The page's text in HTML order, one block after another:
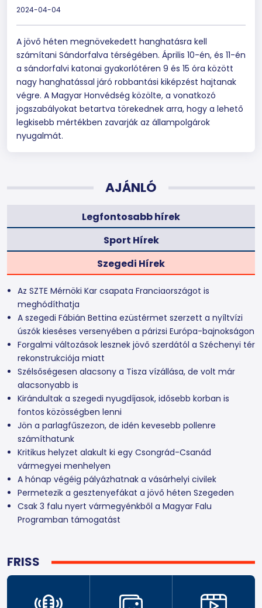
FRISS
2024-04-04
A jövő héten megnövekedett hanghatásra kell
számítani Sándorfalva térségében. Április 10-én, és 11-én
a sándorfalvi katonai gyakorlótéren 9 és 15 óra között
nagy hanghatással járó robbantási kiképzést hajtanak
végre. A Magyar Honvédség közölte, a vonatkozó
jogszabályokat betartva törekednek arra, hogy a lehető
legkisebb mértékben zavarják az állampolgárok
nyugalmát.
AJÁNLÓ
Legfontosabb hírek
Sport Hírek
Szegedi Hírek
Az SZTE Mérnöki Kar csapata Franciaországot is
meghódíthatja
A szegedi Fábián Bettina ezüstérmet szerzett a nyíltvízi
úszók kieséses versenyében a párizsi Európa-bajnokságon
Forgalmi változások lesznek jövő szerdától a Széchenyi tér
rekonstrukciója miatt
Szélsőségesen alacsony a Tisza vízállása, de volt már
alacsonyabb is
Kirándultak a szegedi nyugdíjasok, idősebb korban is
fontos közösségben lenni
Jön a parlagfűszezon, de idén kevesebb pollenre
számíthatunk
Kritikus helyzet alakult ki egy Csongrád-Csanád
vármegyei menhelyen
A hónap végéig pályázhatnak a vásárhelyi civilek
Permetezik a gesztenyefákat a jövő héten Szegeden
Csak 3 falu nyert vármegyénkből a Magyar Falu
Programban támogatást